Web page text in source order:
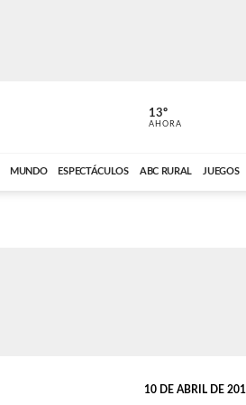
ABC CARDINAL
13º
AHORA
MUNDO ESPECTÁCULOS ABC RURAL JUEGOS
10 DE ABRIL DE